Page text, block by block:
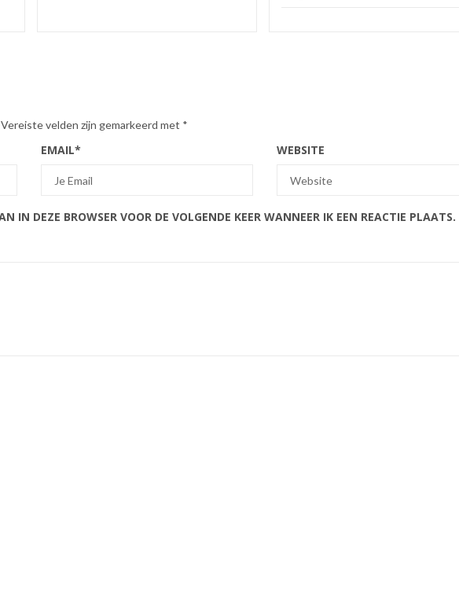
Vereiste velden zijn gemarkeerd met *
EMAIL* WEBSITE
IN DEZE BROWSER VOOR DE VOLGENDE KEER WANNEER IK EEN REACTIE PLAATS.